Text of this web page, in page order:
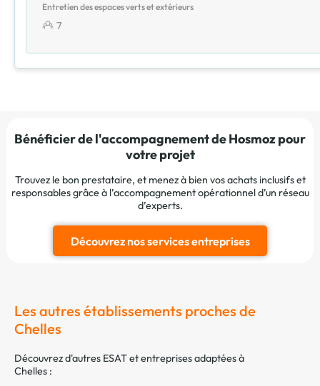
Entretien des espaces verts et extérieurs
7
Bénéficier de l'accompagnement de Hosmoz pour
votre projet
Trouvez le bon prestataire, et menez à bien vos achats inclusifs et
responsables grâce à l’accompagnement opérationnel d’un réseau
d’experts.
Découvrez nos services entreprises
Les autres établissements proches de
Chelles
Découvrez d'autres ESAT et entreprises adaptées à
Chelles :